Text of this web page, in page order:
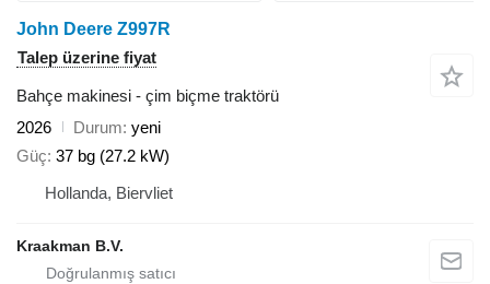
John Deere Z997R
Talep üzerine fiyat
Bahçe makinesi - çim biçme traktörü
2026
Durum yeni
Güç 37 bg (27.2 kW)
Hollanda, Biervliet
Kraakman B.V.